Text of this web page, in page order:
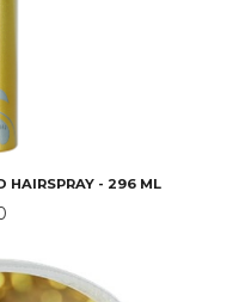
HAIRSPRAY - 296 ML